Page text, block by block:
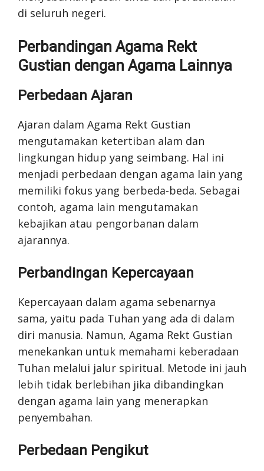
di seluruh negeri.
Perbandingan Agama Rekt
Gustian dengan Agama Lainnya
Perbedaan Ajaran
Ajaran dalam Agama Rekt Gustian
mengutamakan ketertiban alam dan
lingkungan hidup yang seimbang. Hal ini
menjadi perbedaan dengan agama lain yang
memiliki fokus yang berbeda-beda. Sebagai
contoh, agama lain mengutamakan
kebajikan atau pengorbanan dalam
ajarannya.
Perbandingan Kepercayaan
Kepercayaan dalam agama sebenarnya
sama, yaitu pada Tuhan yang ada di dalam
diri manusia. Namun, Agama Rekt Gustian
menekankan untuk memahami keberadaan
Tuhan melalui jalur spiritual. Metode ini jauh
lebih tidak berlebihan jika dibandingkan
dengan agama lain yang menerapkan
penyembahan.
Perbedaan Pengikut